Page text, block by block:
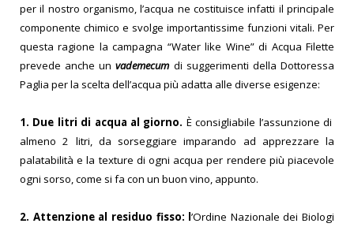
per il nostro organismo, l’acqua ne costituisce infatti il principale
componente chimico e svolge importantissime funzioni vitali. Per
questa ragione la campagna “Water like Wine” di Acqua Filette
prevede anche unvademecumdi suggerimenti della Dottoressa
Paglia per la scelta dell’acqua più adatta alle diverse esigenze:
1. Due litri di acqua al giorno. È consigliabile l’assunzione di
almeno 2 litri, da sorseggiare imparando ad apprezzare la
palatabilità e la texture di ogni acqua per rendere più piacevole
ogni sorso, come si fa con un buon vino, appunto.
2. Attenzione al residuo fisso: l’Ordine Nazionale dei Biologi